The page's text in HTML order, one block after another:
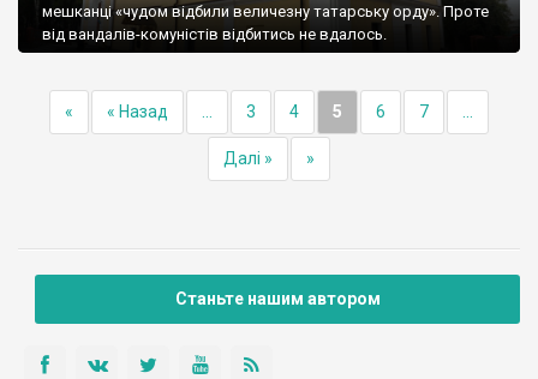
мешканці «чудом відбили величезну татарську орду». Проте
від вандалів-комуністів відбитись не вдалось.
« « Назад 3 4 5 6 7
Далі » »
Станьте нашим автором